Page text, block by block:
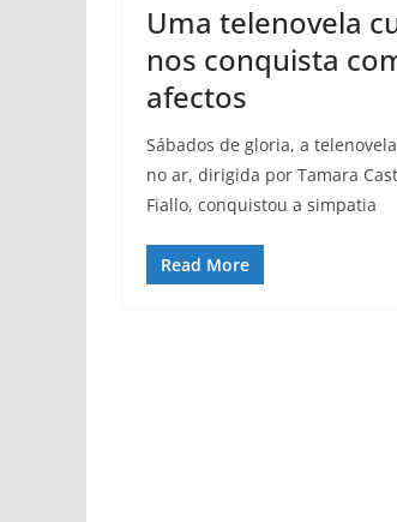
Uma telenovela
nos conquista
afectos
Sábados de gloria, a
no ar, dirigida por Tamara
Fiallo, conquistou a simpatia
Read More